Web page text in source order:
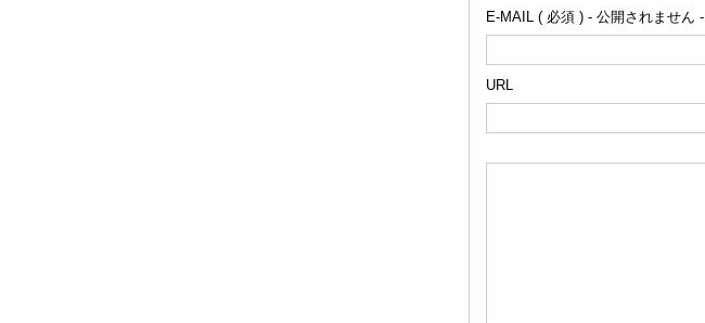
E-MAIL ( 必須 ) - 公開されません -
URL